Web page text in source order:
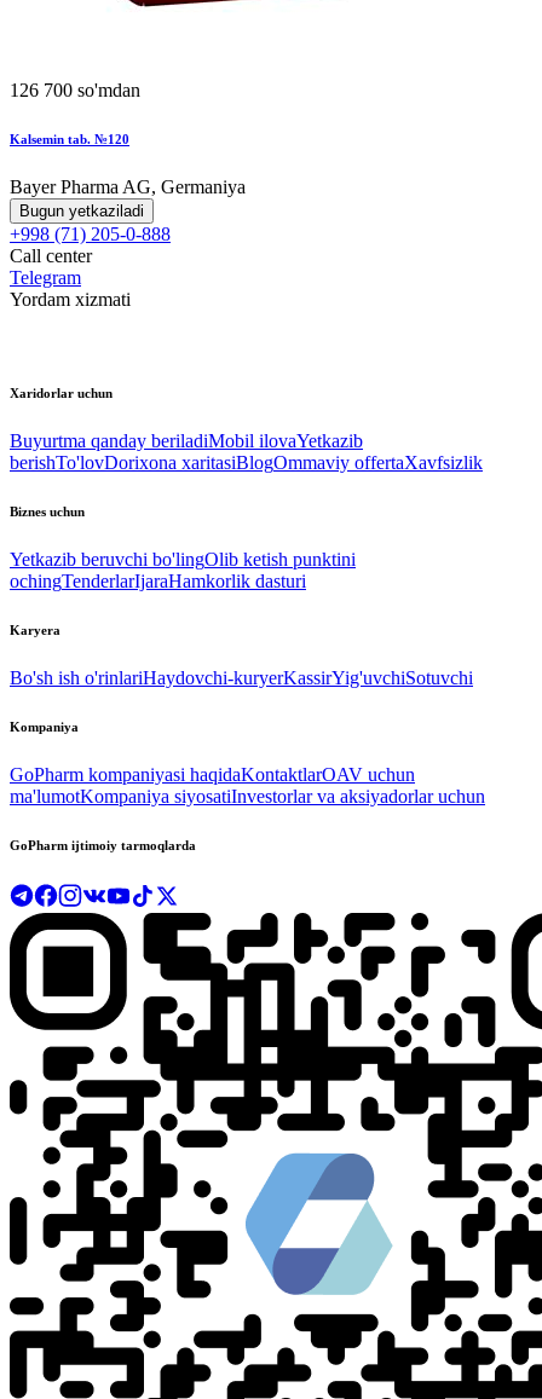
126 700 so'mdan
Kalsemin tab. №120
Bayer Pharma AG, Germaniya
Bugun yetkaziladi
+998 (71) 205-0-888
Call center
Telegram
Yordam xizmati
Xaridorlar uchun
Buyurtma qanday beriladiMobil ilovaYetkazib
berishTo'lovDorixona xaritasiBlogOmmaviy offertaXavfsizlik
Biznes uchun
Yetkazib beruvchi bo'lingOlib ketish punktini
ochingTenderlarIjaraHamkorlik dasturi
Karyera
Bo'sh ish o'rinlariHaydovchi-kuryerKassirYig'uvchiSotuvchi
Kompaniya
GoPharm kompaniyasi haqidaKontaktlarOAV uchun
ma'lumotKompaniya siyosatiInvestorlar va aksiyadorlar uchun
GoPharm ijtimoiy tarmoqlarda